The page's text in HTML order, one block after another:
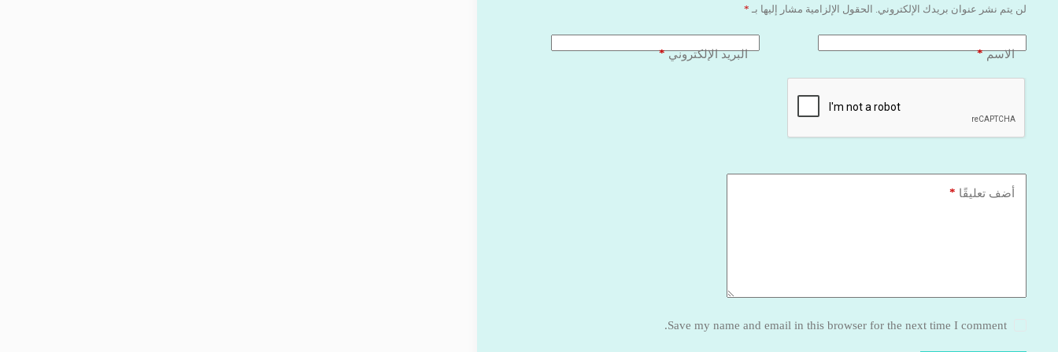
لن يتم نشر عنوان بريدك الإلكتروني. الحقول الإلزامية مشار إليها بـ *
الاسم* البريد الإلكتروني*
أضف تعليقًا *
Save my name and email in this browser for the next time I comment.